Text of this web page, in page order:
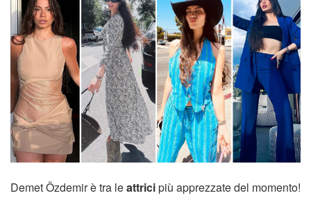
Demet Özdemir è tra leattricipiù apprezzate del momento!